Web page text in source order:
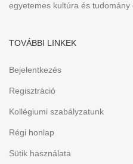
egyetemes kultúra és
TOVÁBBI LINKEK
Bejelentkezés
Regisztráció
Kollégiumi szabályzatunk
Régi honlap
Sütik használata